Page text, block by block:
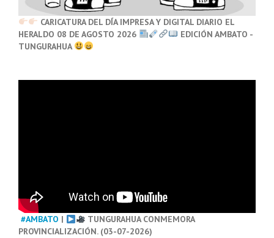
CARICATURA DEL DÍA IMPRESA Y DIGITAL DIARIO EL
HERALDO 08 DE AGOSTO 2026
EDICIÓN AMBATO -
TUNGURAHUA
#AMBATO |
TUNGURAHUA CONMEMORA
PROVINCIALIZACIÓN. (03-07-2026)